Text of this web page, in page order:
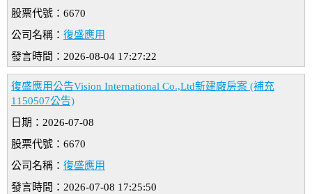
股票代號：6670
公司名稱： 復盛應用
發言時間：2026-08-04 17:27:22
復盛應用公告Vision International Co.,Ltd新建廠房案 (補充
1150507公告)
日期：2026-07-08
股票代號：6670
公司名稱： 復盛應用
發言時間：2026-07-08 17:25:50